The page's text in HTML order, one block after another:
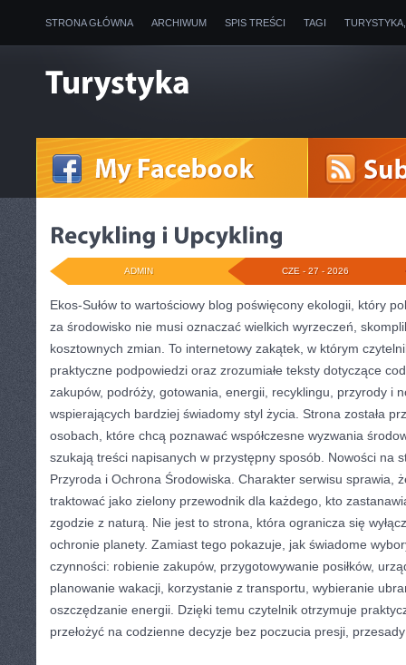
STRONA GŁÓWNA ARCHIWUM SPIS TREŚCI TAGI
CZE - 27 - 2026
ADMIN
Ekos-Sułów to wartościowy blog poświęcony ekologii, który
za środowisko nie musi oznaczać wielkich wyrzeczeń,
kosztownych zmian. To internetowy zakątek, w którym
praktyczne podpowiedzi oraz zrozumiałe teksty dotyczące
zakupów, podróży, gotowania, energii, recyklingu, przyrody i
wspierających bardziej świadomy styl życia. Strona została
osobach, które chcą poznawać współczesne wyzwania
szukają treści napisanych w przystępny sposób. Nowości na
Przyroda i Ochrona Środowiska. Charakter serwisu sprawia,
traktować jako zielony przewodnik dla każdego, kto
zgodzie z naturą. Nie jest to strona, która ogranicza się
ochronie planety. Zamiast tego pokazuje, jak świadome
czynności: robienie zakupów, przygotowywanie posiłków,
planowanie wakacji, korzystanie z transportu, wybieranie
oszczędzanie energii. Dzięki temu czytelnik otrzymuje
przełożyć na codzienne decyzje bez poczucia presji,